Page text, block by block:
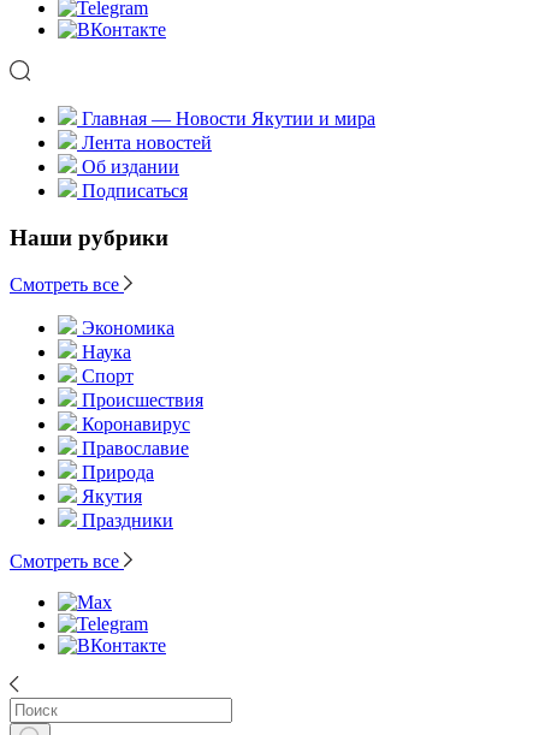
Главная — Новости Якутии и мира
Лента новостей
Об издании
Подписаться
Наши рубрики
Смотреть все
Экономика
Наука
Спорт
Происшествия
Коронавирус
Православие
Природа
Якутия
Праздники
Смотреть все